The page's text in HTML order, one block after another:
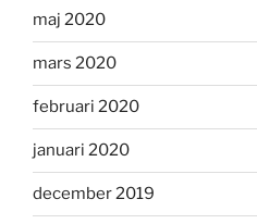
maj 2020
mars 2020
februari 2020
januari 2020
december 2019